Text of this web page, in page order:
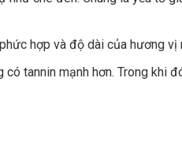
hợp và độ dài của hương vị
tannin mạnh hơn. Trong khi